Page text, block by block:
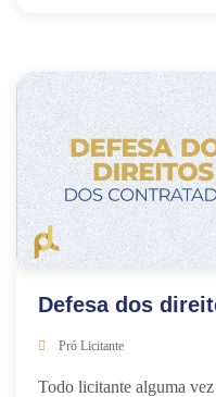
Defesa dos
Pró Licitante
Todo licitante alguma